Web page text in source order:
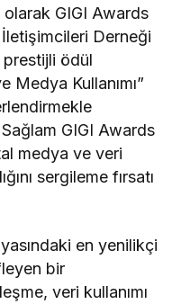
GIGI Awards
Derneği
ödül
Medya Kullanımı”
GIGI Awards
medya ve veri
sergileme fırsatı
en yenilikçi
bir
veri kullanımı